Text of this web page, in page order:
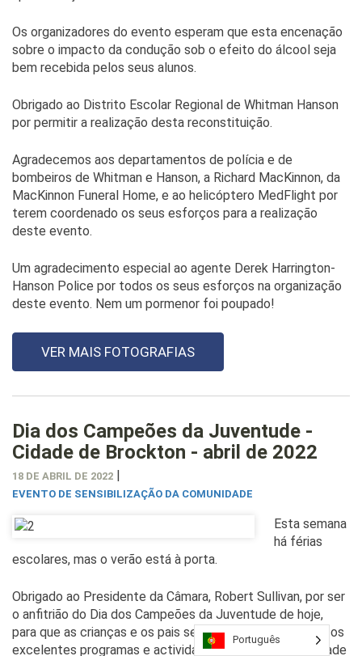
Os organizadores do evento esperam que esta encenação
sobre o impacto da condução sob o efeito do álcool seja
bem recebida pelos seus alunos.
Obrigado ao Distrito Escolar Regional de Whitman Hanson
por permitir a realização desta reconstituição.
Agradecemos aos departamentos de polícia e de
bombeiros de Whitman e Hanson, a Richard MacKinnon, da
MacKinnon Funeral Home, e ao helicóptero MedFlight por
terem coordenado os seus esforços para a realização
deste evento.
Um agradecimento especial ao agente Derek Harrington-
Hanson Police por todos os seus esforços na organização
deste evento. Nem um pormenor foi poupado!
VER MAIS FOTOGRAFIAS
Dia dos Campeões da Juventude -
Cidade de Brockton - abril de 2022
18 DE ABRIL DE 2022 |
EVENTO DE SENSIBILIZAÇÃO DA COMUNIDADE
Esta semana
há férias
escolares, mas o verão está à porta.
Obrigado ao Presidente da Câmara, Robert Sullivan, por ser
o anfitrião do Dia dos Campeões da Juventude de hoje,
para que as crianças e os pais se informem sobre todos os
excelentes programas e actividades de verão que a cidade
Português